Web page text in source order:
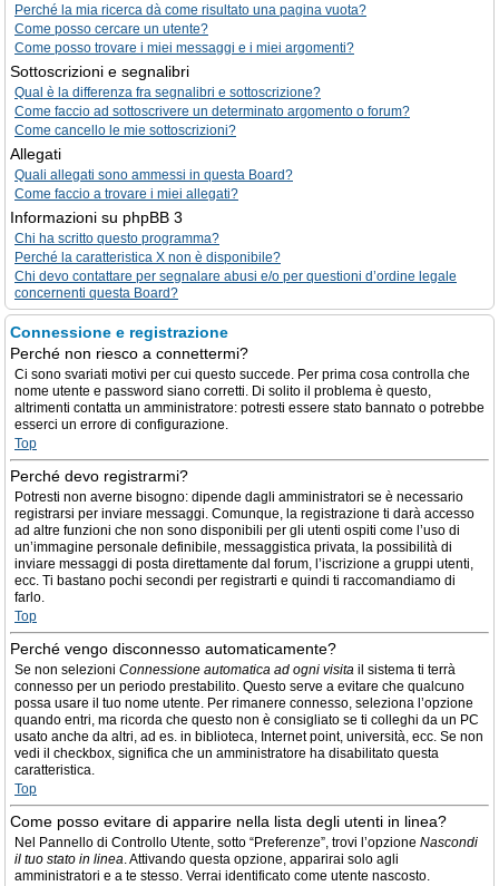
Perché la mia ricerca dà come risultato una pagina vuota?
Come posso cercare un utente?
Come posso trovare i miei messaggi e i miei argomenti?
Sottoscrizioni e segnalibri
Qual è la differenza fra segnalibri e sottoscrizione?
Come faccio ad sottoscrivere un determinato argomento o forum?
Come cancello le mie sottoscrizioni?
Allegati
Quali allegati sono ammessi in questa Board?
Come faccio a trovare i miei allegati?
Informazioni su phpBB 3
Chi ha scritto questo programma?
Perché la caratteristica X non è disponibile?
Chi devo contattare per segnalare abusi e/o per questioni d’ordine legale
concernenti questa Board?
Connessione e registrazione
Perché non riesco a connettermi?
Ci sono svariati motivi per cui questo succede. Per prima cosa controlla che
nome utente e password siano corretti. Di solito il problema è questo,
altrimenti contatta un amministratore: potresti essere stato bannato o potrebbe
esserci un errore di configurazione.
Top
Perché devo registrarmi?
Potresti non averne bisogno: dipende dagli amministratori se è necessario
registrarsi per inviare messaggi. Comunque, la registrazione ti darà accesso
ad altre funzioni che non sono disponibili per gli utenti ospiti come l’uso di
un’immagine personale definibile, messaggistica privata, la possibilità di
inviare messaggi di posta direttamente dal forum, l’iscrizione a gruppi utenti,
ecc. Ti bastano pochi secondi per registrarti e quindi ti raccomandiamo di
farlo.
Top
Perché vengo disconnesso automaticamente?
Se non selezioni Connessione automatica ad ogni visita il sistema ti terrà
connesso per un periodo prestabilito. Questo serve a evitare che qualcuno
possa usare il tuo nome utente. Per rimanere connesso, seleziona l’opzione
quando entri, ma ricorda che questo non è consigliato se ti colleghi da un PC
usato anche da altri, ad es. in biblioteca, Internet point, università, ecc. Se non
vedi il checkbox, significa che un amministratore ha disabilitato questa
caratteristica.
Top
Come posso evitare di apparire nella lista degli utenti in linea?
Nel Pannello di Controllo Utente, sotto “Preferenze”, trovi l’opzione Nascondi
il tuo stato in linea. Attivando questa opzione, apparirai solo agli
amministratori e a te stesso. Verrai identificato come utente nascosto.